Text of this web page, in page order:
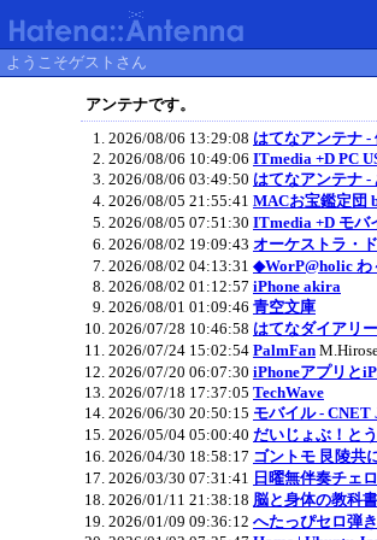
ようこそゲストさん
アンテナです。
2026/08/06 13:29:08 はてなアンテナ
2026/08/06 10:49:06 ITmedia +D PC
2026/08/06 03:49:50 はてなアンテナ -
2026/08/05 21:55:41 MACお宝鑑定団
2026/08/05 07:51:30 ITmedia +D モバ
2026/08/02 19:09:43 オーケストラ・
2026/08/02 04:13:31 ◆WorP@holic
2026/08/02 01:12:57 iPhone akira
2026/08/01 01:09:46 青空文庫
2026/07/28 10:46:58 はてなダイアリ
2026/07/24 15:02:54 PalmFan
2026/07/20 06:07:30 iPhoneアプリと
2026/07/18 17:37:05 TechWave
2026/06/30 20:50:15 モバイル - CNET
2026/05/04 05:00:40 だいじょぶ！と
2026/04/30 18:58:17 ゴントモ 艮陵共
2026/03/30 07:31:41 日曜無伴奏チェ
2026/01/11 21:38:18 脳と身体の教科
2026/01/09 09:36:12 へたっぴセロ弾